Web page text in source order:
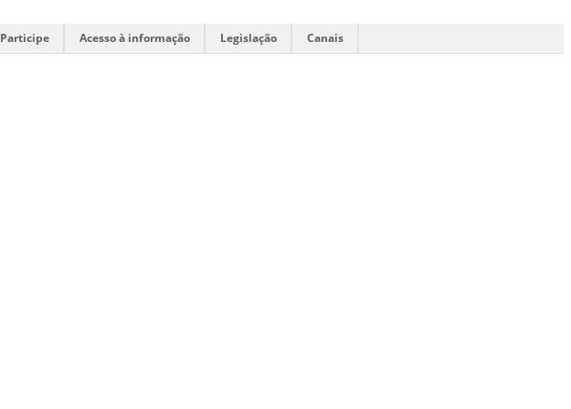
Participe Acesso à informação Legislação Canais